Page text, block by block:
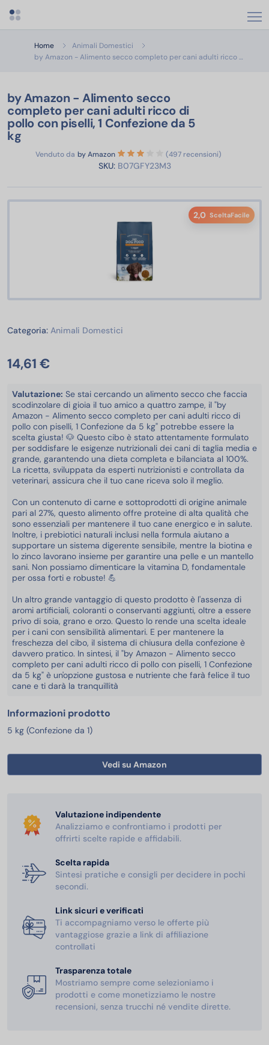
Apri menu categorie
Home
Animali Domestici
by Amazon - Alimento secco completo per cani adulti ricco …
by Amazon - Alimento secco
completo per cani adulti ricco di
pollo con piselli, 1 Confezione da 5
kg
Venduto da by Amazon (497 recensioni)
SKU:B07GFY23M3
2,0 SceltaFacile
Categoria: Animali Domestici
14,61 €
Valutazione: Se stai cercando un alimento secco che faccia
scodinzolare di gioia il tuo amico a quattro zampe, il "by
Amazon - Alimento secco completo per cani adulti ricco di
pollo con piselli, 1 Confezione da 5 kg" potrebbe essere la
scelta giusta! 🐶 Questo cibo è stato attentamente formulato
per soddisfare le esigenze nutrizionali dei cani di taglia media e
grande, garantendo una dieta completa e bilanciata al 100%.
La ricetta, sviluppata da esperti nutrizionisti e controllata da
veterinari, assicura che il tuo cane riceva solo il meglio.
Con un contenuto di carne e sottoprodotti di origine animale
pari al 27%, questo alimento offre proteine di alta qualità che
sono essenziali per mantenere il tuo cane energico e in salute.
Inoltre, i prebiotici naturali inclusi nella formula aiutano a
supportare un sistema digerente sensibile, mentre la biotina e
lo zinco lavorano insieme per garantire una pelle e un mantello
sani. Non possiamo dimenticare la vitamina D, fondamentale
per ossa forti e robuste! 💪
Un altro grande vantaggio di questo prodotto è l'assenza di
aromi artificiali, coloranti o conservanti aggiunti, oltre a essere
privo di soia, grano e orzo. Questo lo rende una scelta ideale
per i cani con sensibilità alimentari. E per mantenere la
freschezza del cibo, il sistema di chiusura della confezione è
davvero pratico. In sintesi, il "by Amazon - Alimento secco
completo per cani adulti ricco di pollo con piselli, 1 Confezione
da 5 kg" è un'opzione gustosa e nutriente che farà felice il tuo
cane e ti darà la tranquillità
Informazioni prodotto
5 kg (Confezione da 1)
Vedi su Amazon
Valutazione indipendente
Analizziamo e confrontiamo i prodotti per
offrirti scelte rapide e affidabili.
Scelta rapida
Sintesi pratiche e consigli per decidere in pochi
secondi.
Link sicuri e verificati
Ti accompagniamo verso le offerte più
vantaggiose grazie a link di affiliazione
controllati
Trasparenza totale
Mostriamo sempre come selezioniamo i
prodotti e come monetizziamo le nostre
recensioni, senza trucchi né vendite dirette.